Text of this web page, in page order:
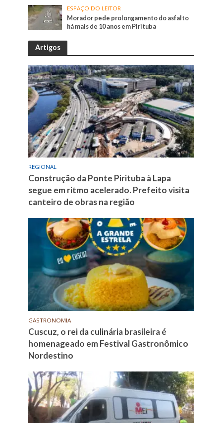
ESPAÇO DO LEITOR
Morador pede prolongamento do asfalto
há mais de 10 anos em Pirituba
Artigos
REGIONAL
Construção da Ponte Pirituba à Lapa
segue em ritmo acelerado. Prefeito visita
canteiro de obras na região
GASTRONOMIA
Cuscuz, o rei da culinária brasileira é
homenageado em Festival Gastronômico
Nordestino